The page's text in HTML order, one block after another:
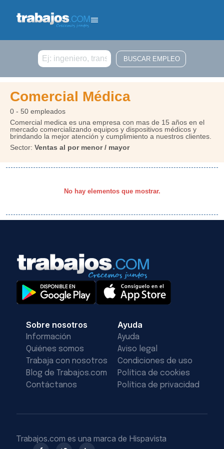
Buscar
Comercial Médica
0 - 50 empleados
Comercial medica es una empresa con mas de 15 años en el
mercado comercializando equipos y dispositivos médicos y
brindando la mejor atención y cumplimiento a nuestros clientes.
Sector: Ventas al por menor / mayor
No hay elementos que mostrar.
Sobre nosotros
Información
Quiénes somos
Trabaja con nosotros
Blog de Trabajos.com
Contáctanos
Ayuda
Ayuda
Aviso legal
Condiciones de uso
Política de cookies
Política de privacidad
Trabajos.com es una marca de Hispavista